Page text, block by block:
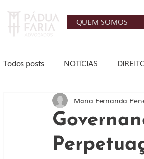
QUEM SOMOS
Todos posts NOTÍCIAS
AGRONEGÓCIO
IMOBILIÁRIO
Maria Fernanda